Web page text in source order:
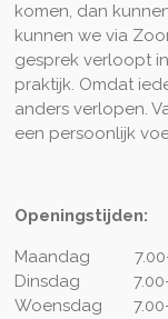
komen, dan
kunnen we via
gesprek verloopt
praktijk. Omdat
anders verlopen.
een persoonlijk
Openingstijden:
Maandag 7.00-
Dinsdag 7.00-
Woensdag 7.00-